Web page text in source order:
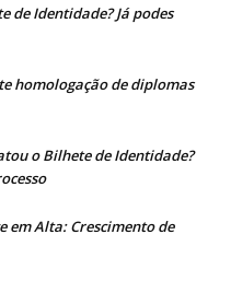
de Identidade? Já podes
homologação de diplomas
o Bilhete de Identidade?
em Alta: Crescimento de